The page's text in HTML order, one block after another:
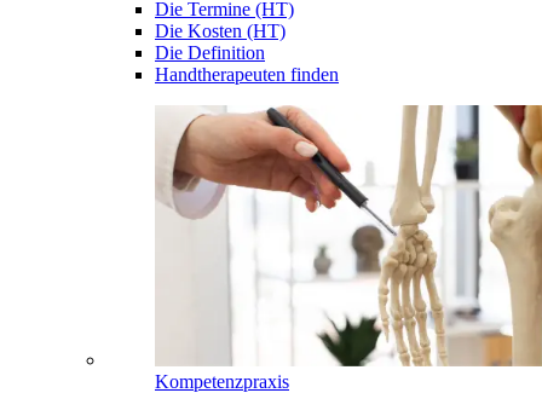
Die Termine (HT)
Die Kosten (HT)
Die Definition
Handtherapeuten finden
Kompetenzpraxis